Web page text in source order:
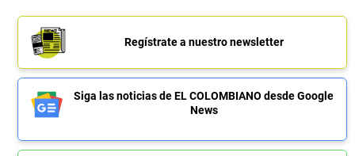
Regístrate a nuestro newsletter
Siga las noticias de EL COLOMBIANO desde Google
News